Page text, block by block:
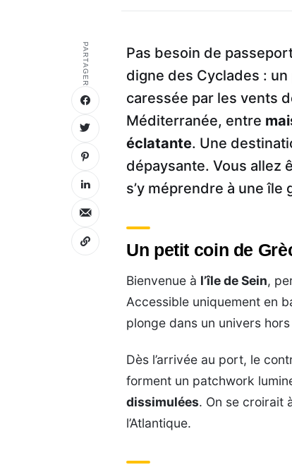
PARTAGER
Pas besoin de
digne des Cyclades :
caressée par les vents
Méditerranée, entre
éclatante. Une
dépaysante. Vous allez
s’y méprendre à une île
Un petit coin de
Bienvenue à l’île de Sein,
Accessible uniquement en
plonge dans un univers
Dès l’arrivée au port, le
forment un patchwork
dissimulées. On se croirait
l’Atlantique.